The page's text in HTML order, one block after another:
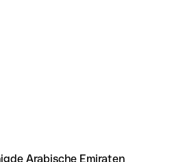
Arabische Emiraten